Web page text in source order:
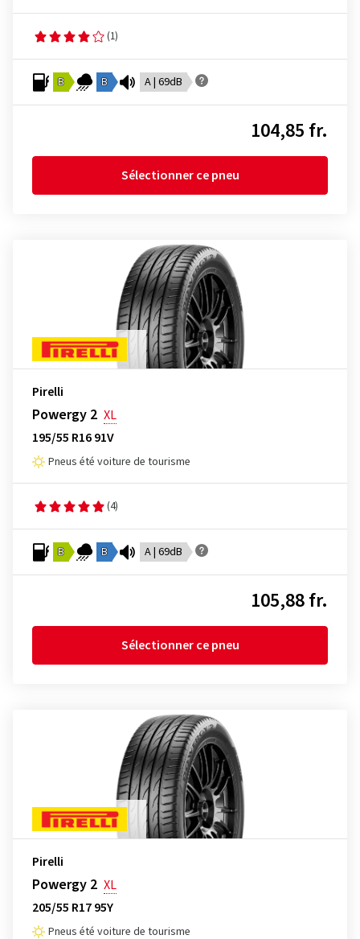
(1)
B B A | 69dB
104,85 fr.
Sélectionner ce pneu
Pirelli
Powergy 2 XL
195/55 R16 91V
Pneus été voiture de tourisme
(4)
B B A | 69dB
105,88 fr.
Sélectionner ce pneu
Pirelli
Powergy 2 XL
205/55 R17 95Y
Pneus été voiture de tourisme